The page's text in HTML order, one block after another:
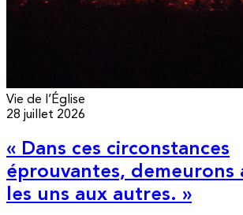
Vie de l’Église
28 juillet 2026
« Dans ces circonstances
éprouvantes,
les uns aux autres. »